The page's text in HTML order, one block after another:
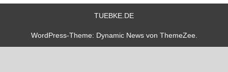
TUEBKE.DE
WordPress-Theme: Dynamic News von ThemeZee.